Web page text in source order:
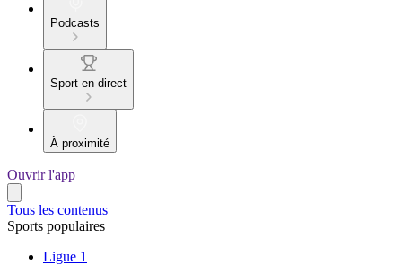
Podcasts
Sport en direct
À proximité
Ouvrir l'app
Tous les contenus
Sports populaires
Ligue 1